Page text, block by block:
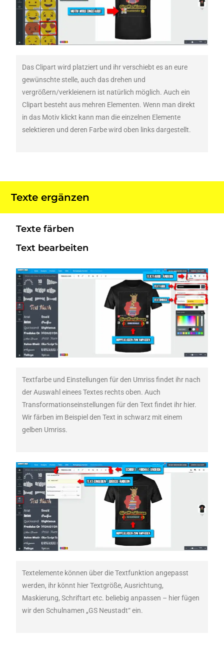
Das Clipart wird platziert und ihr verschiebt es an eure
gewünschte stelle, auch das drehen und
vergrößern/verkleienern ist natürlich möglich. Auch ein
Clipart besteht aus mehren Elementen. Wenn man direkt
in das Motiv klickt kann man die einzelnen Elemente
selektieren und deren Farbe wird oben links dargestellt.
Texte ergänzen
Texte färben
Text bearbeiten
Textfarbe und Einstellungen für den Umriss findet ihr nach
der Auswahl einees Textes rechts oben. Auch
Transformationseinstellungen für den Text findet ihr hier.
Wir färben im Beispiel den Text in schwarz mit einem
gelben Umriss.
Textelemente können über die Textfunktion angepasst
werden, ihr könnt hier Textgröße, Ausrichtung,
Maskierung, Schriftart etc. beliebig anpassen – hier fügen
wir den Schulnamen „GS Neustadt“ ein.